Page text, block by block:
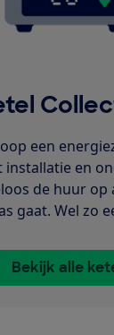
een
installatie en
de huur op
gaat. Wel zo
Bekijk alle